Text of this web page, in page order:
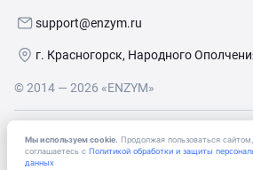
Мы используем cookie. Продолжая пользоваться
соглашаетесь с Политикой обработки и защиты
данных
support@enzym.ru
г. Красногорск, Народного
© 2014 — 2026 «ENZYM»
Согласие
на получение рекламно-
материалов